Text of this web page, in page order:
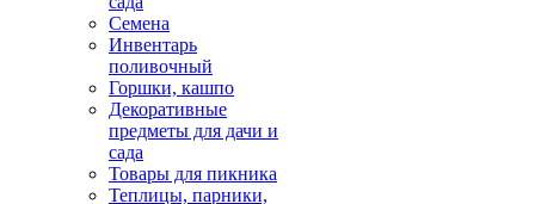
Семена
Инвентарь
поливочный
Горшки, кашпо
Декоративные
предметы для дачи и
сада
Товары для пикника
Теплицы, парники,